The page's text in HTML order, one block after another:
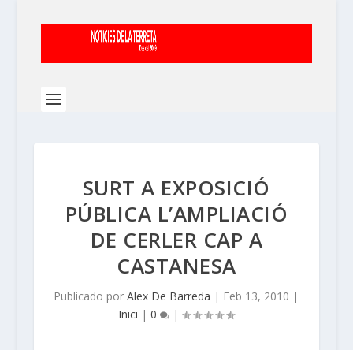
SURT A EXPOSICIÓ
PÚBLICA L’AMPLIACIÓ
DE CERLER CAP A
CASTANESA
Publicado porAlex De Barreda | Feb 13, 2010 |
Inici |0 |